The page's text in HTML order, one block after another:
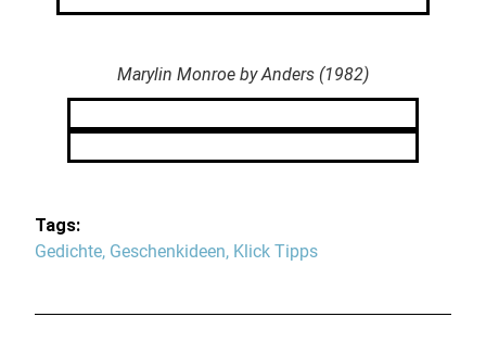
Marylin Monroe by Anders (1982)
Tags:
Gedichte, Geschenkideen, Klick Tipps